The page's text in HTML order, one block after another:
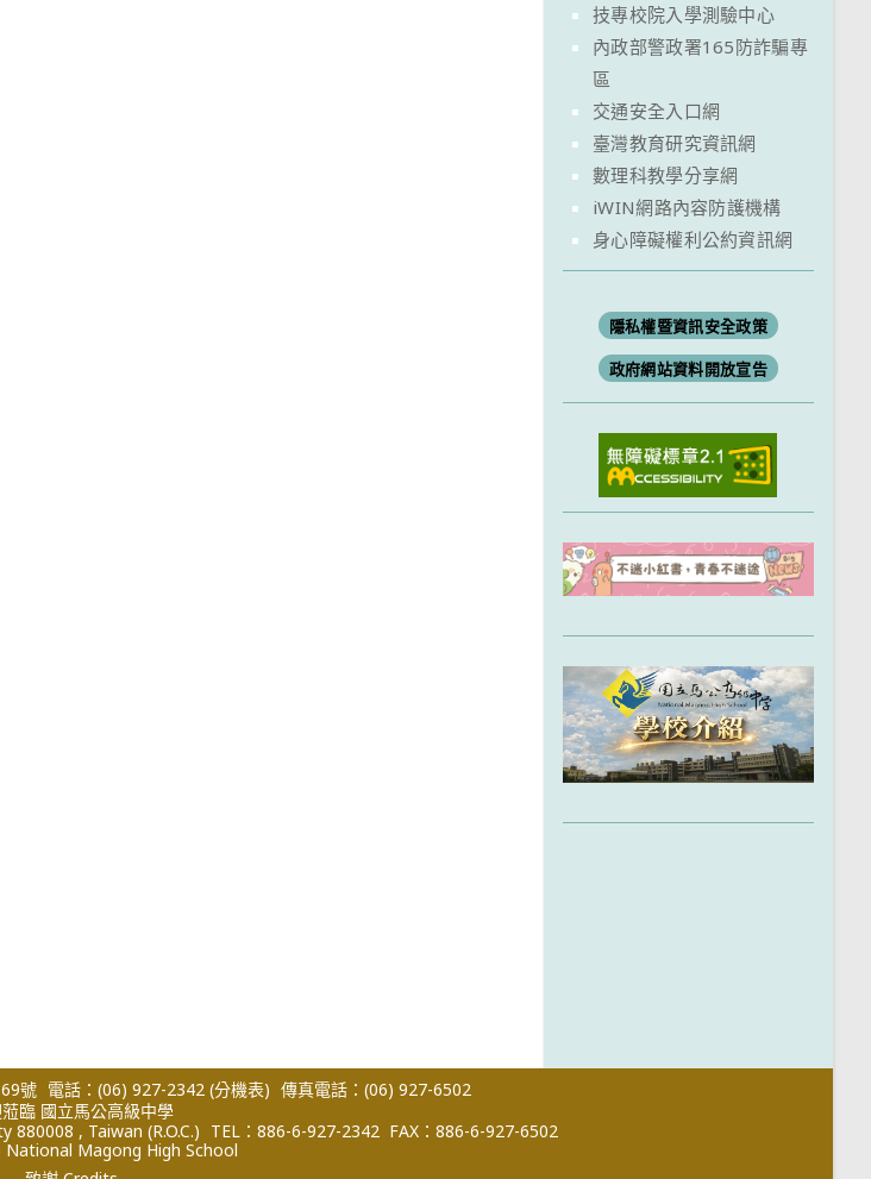
技專校院入學測驗中心
內政部警政署165防詐騙專
區
交通安全入口網
臺灣教育研究資訊網
數理科教學分享網
iWIN網路內容防護機構
身心障礙權利公約資訊網
隱私權暨資訊安全政策
政府網站資料開放宣告
號 電話：(06) 927-2342 (分機表) 傳真電話：(06) 927-6502
臨 國立馬公高級中學
, Taiwan (R.O.C.) TEL：886-6-927-2342 FAX：886-6-927-6502
Magong High School